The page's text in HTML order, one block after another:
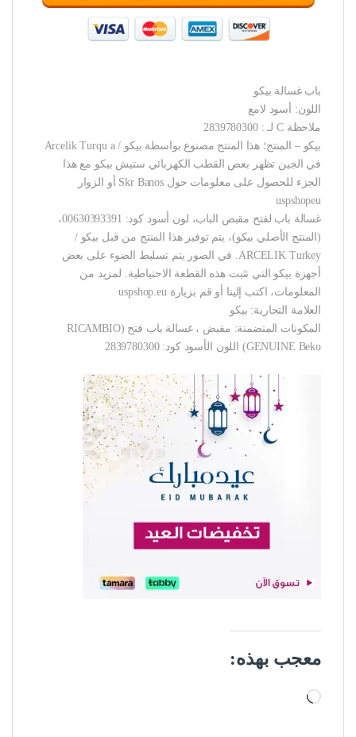
باب غسالة بيكو
اللون: أسود لامع
ملاحظة C لـ : 2839780300
بيكو – المنتج؛ هذا المنتج مصنوع بواسطة بيكو / Arcelik Turqu a
في الجين تظهر بعض القطب الكهربائي ستيش بيكو مع هذا
الجزء للحصول على معلومات حول Skr Banos أو الزوار
uspshopeu
غسالة باب لفتح مقبض الباب، لون أسود كود: 00630393391،
(المنتج الأصلي بيكو)، يتم توفير هذا المنتج من قبل بيكو /
ARCELIK Turkey. في الصور يتم تسليط الضوء على بعض
أجهزة بيكو التي تثبت هذه القطعة الاحتياطية. لمزيد من
المعلومات، اكتب إلينا أو قم بزيارة uspshop.eu
العلامة التجارية: بيكو
المكونات المتضمنة: مقبض ، غسالة باب فتح (RICAMBIO
GENUINE Beko) اللون الأسود كود: 2839780300
معجب بهذه:
جاري التحميل…